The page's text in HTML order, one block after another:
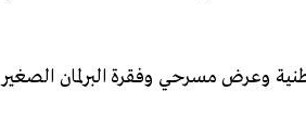
وعرض مسرحي وفقرة البرلمان الصغير